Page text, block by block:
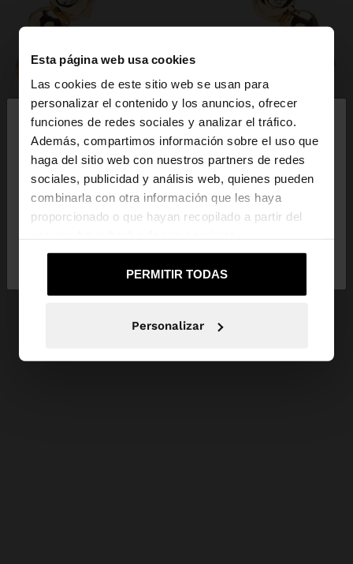
Esta página web usa cookies
Las cookies de este sitio web se usan para
personalizar el contenido y los anuncios, ofrecer
funciones de redes sociales y analizar el tráfico.
Además, compartimos información sobre el uso que
haga del sitio web con nuestros partners de redes
sociales, publicidad y análisis web, quienes pueden
combinarla con otra información que les haya
proporcionado o que hayan recopilado a partir del
PERMITIR TODAS
Personalizar
hola
Estás accediendo a la web de España. ¿Quieres ir a
la web de United States?